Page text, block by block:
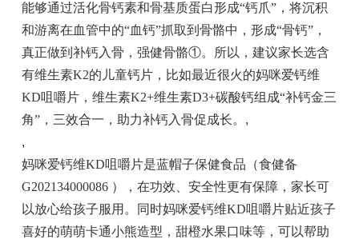
能够通过活化骨钙素和骨基质蛋白形成“钙爪”，将沉积
和游离在血管中的“血钙”抓取到骨骼中，形成“骨钙”，
真正做到补钙入骨，强健骨骼①。所以，建议家长选含
有维生素K2的儿童钙片，比如最近很火的妈咪爱钙维
KD咀嚼片，维生素K2+维生素D3+碳酸钙组成“补钙金三
角”，三效合一，助力补钙入骨促成长。 ,
,
妈咪爱钙维KD咀嚼片是蓝帽子保健食品（食健备
G202134000086 ），在功效、安全性更有保障，家长可
以放心给孩子服用。同时妈咪爱钙维KD咀嚼片贴近孩子
喜好的萌萌卡通小熊造型，甜橙水果口味等，可以帮助